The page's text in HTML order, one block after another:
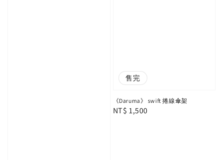
售完
《Daruma》 swift 捲線傘架
Regular
NT$ 1,500